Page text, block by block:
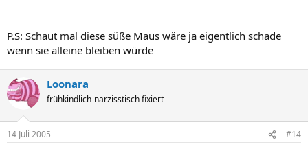
P.S: Schaut mal diese süße Maus wäre ja eigentlich schade
wenn sie alleine bleiben würde
Loonara
frühkindlich-narzisstisch fixiert
14 Juli 2005 #14